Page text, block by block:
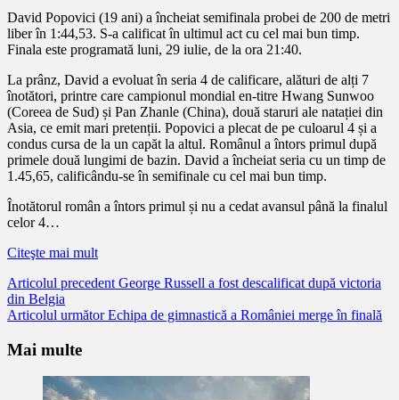
David Popovici (19 ani) a încheiat semifinala probei de 200 de metri
liber în 1:44,53. S-a calificat în ultimul act cu cel mai bun timp.
Finala este programată luni, 29 iulie, de la ora 21:40.
La prânz, David a evoluat în seria 4 de calificare, alături de alți 7
înotători, printre care campionul mondial en-titre Hwang Sunwoo
(Coreea de Sud) și Pan Zhanle (China), două staruri ale natației din
Asia, ce emit mari pretenții. Popovici a plecat de pe culoarul 4 și a
condus cursa de la un capăt la altul. Românul a întors primul după
primele două lungimi de bazin. David a încheiat seria cu un timp de
1.45,65, calificându-se în semifinale cu cel mai bun timp.
Înotătorul român a întors primul și nu a cedat avansul până la finalul
celor 4…
Citeşte mai mult
Citește
mai
Articolul precedent George Russell a fost descalificat după victoria
din Belgia
Articolul următorEchipa de gimnastică a României merge în finală
Mai multe